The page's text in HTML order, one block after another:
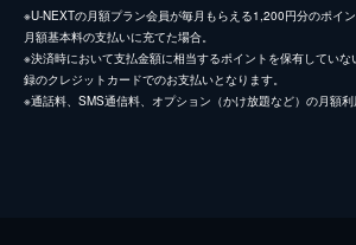
※U-NEXTの月額プラン会員が毎月もらえる1,200円分のポイ
月額基本料の支払いに充てた場合。
※決済時において支払金額に相当するポイントを保有してい
録のクレジットカードでのお支払いとなります。
※通話料、SMS通信料、オプション（かけ放題など）の月額利